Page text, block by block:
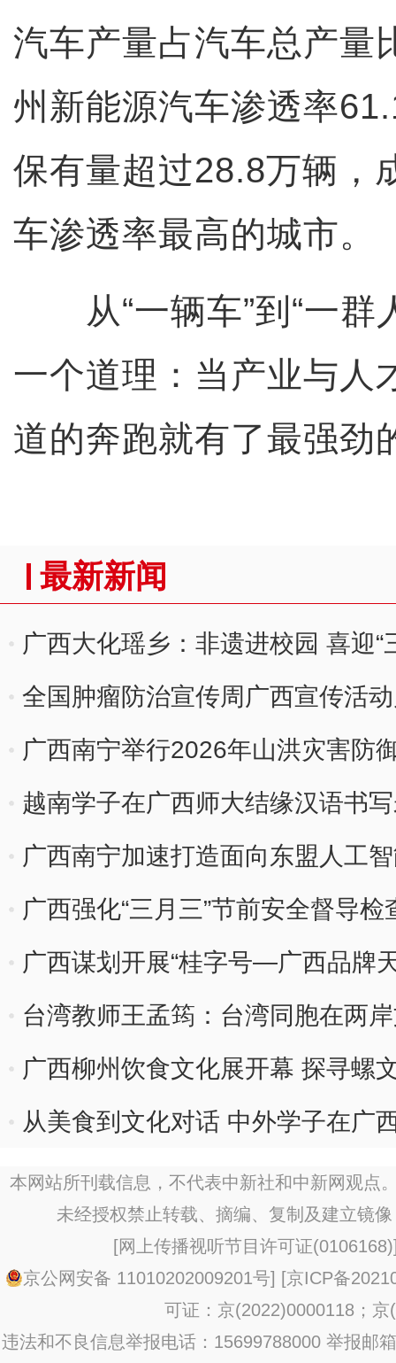
汽车产量占汽车总产量
州新能源汽车渗透率
保有量超过28.8万辆，
车渗透率最高的城市。
从“一辆车”到“一群
一个道理：当产业与人
道的奔跑就有了最强劲
最新新闻
广西大化瑶乡：非遗进校园 喜迎“
全国肿瘤防治宣传周广西宣传活
诊
广西南宁举行2026年山洪灾害防
越南学子在广西师大结缘汉语书
广西南宁加速打造面向东盟人工
广西强化“三月三”节前安全督导
广西谋划开展“桂字号—广西品牌
台湾教师王孟筠：台湾同胞在两
感
广西柳州饮食文化展开幕 探寻螺
从美食到文化对话 中外学子在广
本网站所刊载信息，不代表中新社和中新网观点
未经授权禁止转载、摘编、复制及建立镜
[网上传播视听节目许可证(0106168)
京公网安备 11010202009201号] [京ICP备
可证：京(2022)0000118；京
违法和不良信息举报电话：15699788000 举报邮